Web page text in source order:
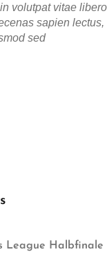
volutpat vitae
sapien
sed
League Halbfinale